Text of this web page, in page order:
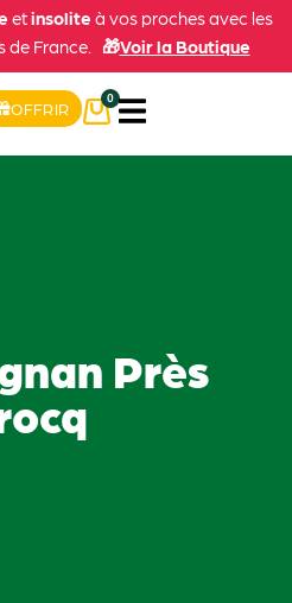
etinsolite à vos proches avec les
de France. 🎁Voir la Boutique
OFFRIR
0
Près